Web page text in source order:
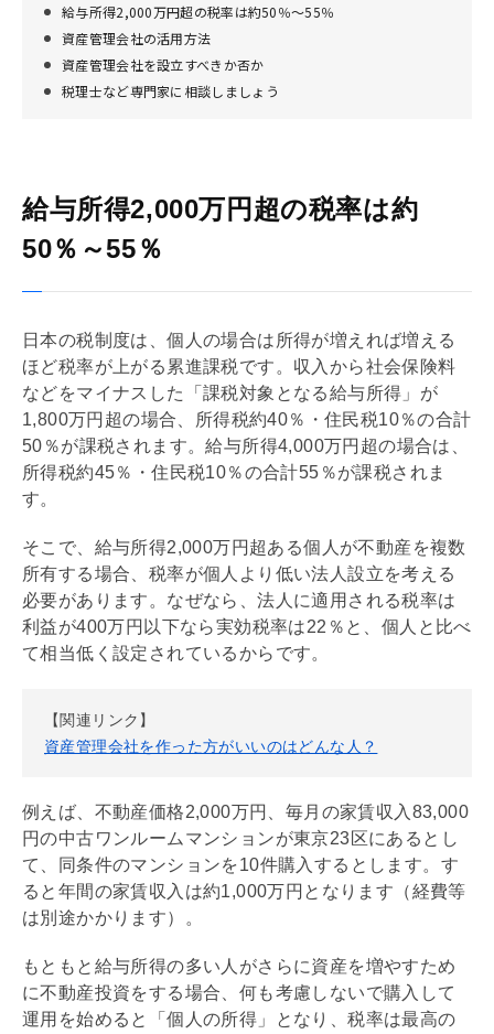
給与所得2,000万円超の税率は約50％～55％
資産管理会社の活用方法
資産管理会社を設立すべきか否か
税理士など専門家に相談しましょう
給与所得2,000万円超の税率は約
50％～55％
日本の税制度は、個人の場合は所得が増えれば増える
ほど税率が上がる累進課税です。収入から社会保険料
などをマイナスした「課税対象となる給与所得」が
1,800万円超の場合、所得税約40％・住民税10％の合計
50％が課税されます。給与所得4,000万円超の場合は、
所得税約45％・住民税10％の合計55％が課税されま
す。
そこで、給与所得2,000万円超ある個人が不動産を複数
所有する場合、税率が個人より低い法人設立を考える
必要があります。なぜなら、法人に適用される税率は
利益が400万円以下なら実効税率は22％と、個人と比べ
て相当低く設定されているからです。
【関連リンク】
資産管理会社を作った方がいいのはどんな人？
例えば、不動産価格2,000万円、毎月の家賃収入83,000
円の中古ワンルームマンションが東京23区にあるとし
て、同条件のマンションを10件購入するとします。す
ると年間の家賃収入は約1,000万円となります（経費等
は別途かかります）。
もともと給与所得の多い人がさらに資産を増やすため
に不動産投資をする場合、何も考慮しないで購入して
運用を始めると「個人の所得」となり、税率は最高の